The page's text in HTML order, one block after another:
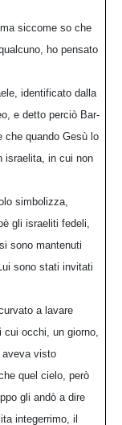
siccome so che
ho pensato
identificato dalla
e detto perciò Bar-
che quando Gesù lo
israelita, in cui non
simbolizza,
gli israeliti fedeli,
sono mantenuti
sono stati invitati
a lavare
cui occhi, un giorno,
visto
quel cielo, però
gli andò a dire
integerrimo, il